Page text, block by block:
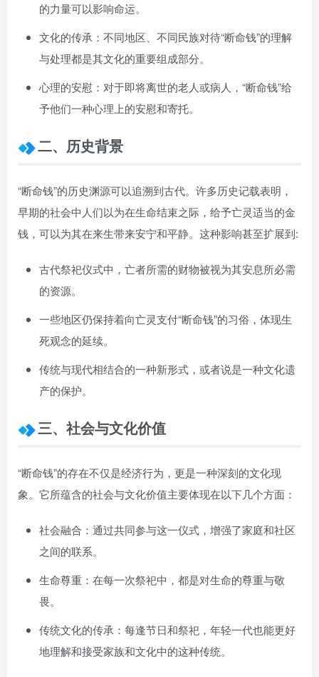
的力量可以影响命运。
文化的传承：不同地区、不同民族对待“断命钱”的理解
与处理都是其文化的重要组成部分。
心理的安慰：对于即将离世的老人或病人，“断命钱”给
予他们一种心理上的安慰和寄托。
二、历史背景
“断命钱”的历史渊源可以追溯到古代。许多历史记载表明，
早期的社会中人们以为在生命结束之际，给予亡灵适当的金
钱，可以为其在来生带来安宁和平静。这种影响甚至扩展到:
古代祭祀仪式中，亡者所需的财物被视为其安息所必需
的资源。
一些地区仍保持着向亡灵支付“断命钱”的习俗，体现生
死观念的延续。
传统与现代相结合的一种新形式，或者说是一种文化遗
产的保护。
三、社会与文化价值
“断命钱”的存在不仅是经济行为，更是一种深刻的文化现
象。它所蕴含的社会与文化价值主要体现在以下几个方面：
社会融合：通过共同参与这一仪式，增强了家庭和社区
之间的联系。
生命尊重：在每一次祭祀中，都是对生命的尊重与敬
畏。
传统文化的传承：每逢节日和祭祀，年轻一代也能更好
地理解和接受家族和文化中的这种传统。